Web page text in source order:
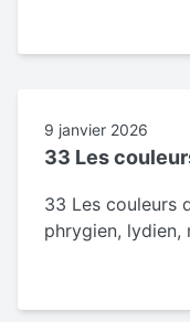
9 janvier 2026
33 Les
33 Les couleurs
phrygien, lydien,